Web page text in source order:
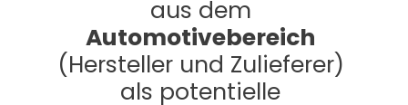
Automotivebereich
(Hersteller und Zulieferer)
als potentielle